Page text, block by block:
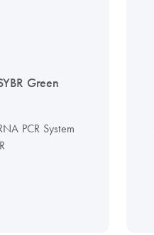
Green
PCR System